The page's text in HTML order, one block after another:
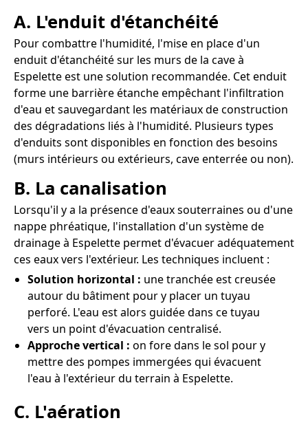
A. L'enduit d'étanchéité
Pour combattre l'humidité, l'mise en place d'un
enduit d'étanchéité sur les murs de la cave à
Espelette est une solution recommandée. Cet enduit
forme une barrière étanche empêchant l'infiltration
d'eau et sauvegardant les matériaux de construction
des dégradations liés à l'humidité. Plusieurs types
d'enduits sont disponibles en fonction des besoins
(murs intérieurs ou extérieurs, cave enterrée ou non).
B. La canalisation
Lorsqu'il y a la présence d'eaux souterraines ou d'une
nappe phréatique, l'installation d'un système de
drainage à Espelette permet d'évacuer adéquatement
ces eaux vers l'extérieur. Les techniques incluent :
Solution horizontal : une tranchée est creusée
autour du bâtiment pour y placer un tuyau
perforé. L'eau est alors guidée dans ce tuyau
vers un point d'évacuation centralisé.
Approche vertical : on fore dans le sol pour y
mettre des pompes immergées qui évacuent
l'eau à l'extérieur du terrain à Espelette.
C. L'aération